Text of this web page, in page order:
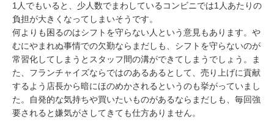
1人でもいると、少人数でまわしているコンビニでは1人あたりの
負担が大きくなってしまいそうです。
何よりも困るのはシフトを守らない人という意見もあります。や
むにやまれぬ事情での欠勤ならまだしも、シフトを守らないのが
常習化してしまうとスタッフ間の溝ができてしまうでしょう。ま
た、フランチャイズならではのあるあるとして、売り上げに貢献
するよう店長から暗にほのめかされるというのも挙がっていまし
た。自発的な気持ちや買いたいものがあるならまだしも、毎回強
要されると嫌気がさしてきても仕方ありません。